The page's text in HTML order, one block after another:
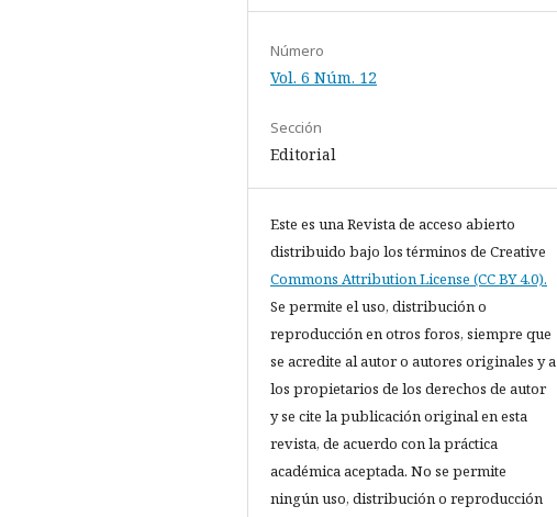
Número
Vol. 6 Núm. 12
Sección
Editorial
Este es una Revista de acceso abierto
distribuido bajo los términos de Creative
Commons Attribution License (CC BY 4.0).
Se permite el uso, distribución o
reproducción en otros foros, siempre que
se acredite al autor o autores originales y a
los propietarios de los derechos de autor
y se cite la publicación original en esta
revista, de acuerdo con la práctica
académica aceptada. No se permite
ningún uso, distribución o reproducción